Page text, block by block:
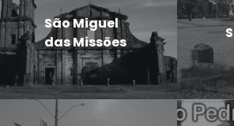
São Miguel
das Missões